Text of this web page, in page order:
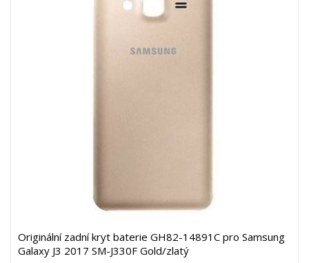
Originální zadní kryt baterie GH82-14891C pro Samsung
Galaxy J3 2017 SM-J330F Gold/zlatý